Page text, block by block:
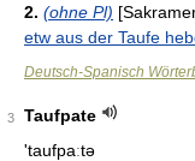
2. (ohne Pl)
etw aus der Taufe
Deutsch-Spanisch
3
Taufpate
'taufpaːtə